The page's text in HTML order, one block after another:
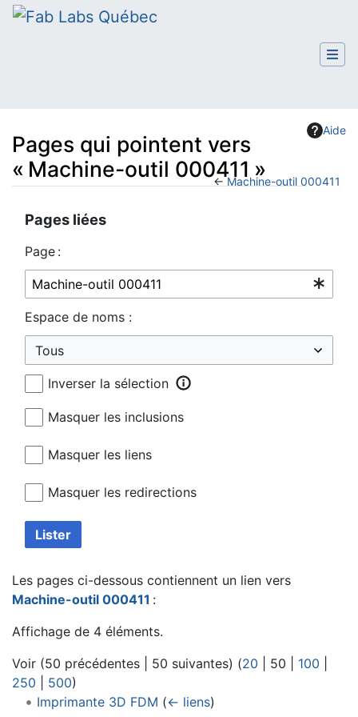
Aide
Pages qui pointent vers
« Machine-outil 000411 »
←Machine-outil 000411
Pages liées
Page :
Espace de noms :
Inverser la sélection
Masquer les inclusions
Masquer les liens
Masquer les redirections
Lister
Les pages ci-dessous contiennent un lien vers
Machine-outil 000411 :
Affichage de 4 éléments.
Voir (50 précédentes 50 suivantes) (20 50 100
250
500)
Imprimante 3D FDM (← liens)